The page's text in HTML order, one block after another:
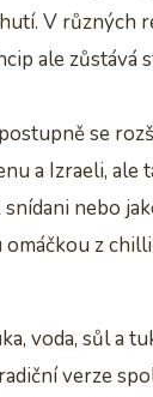
V různých
ale zůstává
se
a Izraeli, ale
nebo
z
voda, sůl a
verze